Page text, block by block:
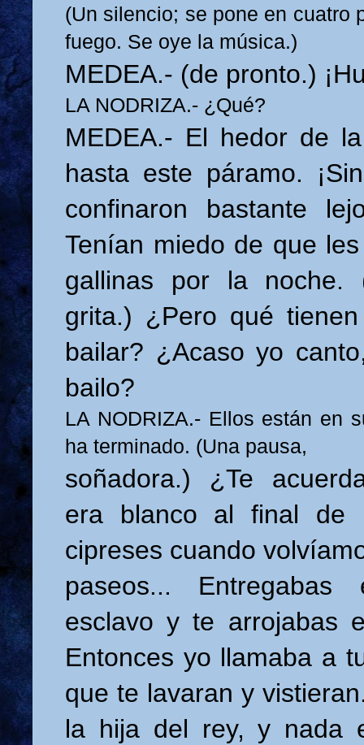
(Un silencio; se pone en cuatro
fuego. Se oye la música.)
MEDEA.- (de pronto.)
LA NODRIZA.- ¿Qué?
MEDEA.- El hedor de
hasta este páramo.
confinaron bastante
Tenían miedo de que
gallinas por la noche.
grita.) ¿Pero qué
bailar? ¿Acaso yo
bailo?
LA NODRIZA.- Ellos están en
ha terminado. (Una pausa,
soñadora.) ¿Te
era blanco al final de
cipreses cuando
paseos...
esclavo y te arrojabas
Entonces yo llamaba a
que te lavaran y
la hija del rey, y nada